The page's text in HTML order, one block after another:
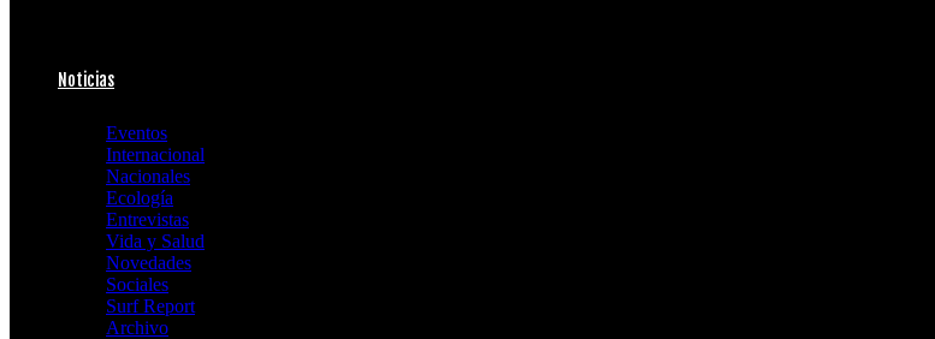
Noticias
Eventos
Internacional
Nacionales
Ecología
Entrevistas
Vida y Salud
Novedades
Sociales
Surf Report
Archivo